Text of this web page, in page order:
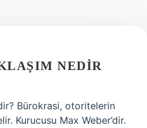
NEDIR
Bürokrasi, otoritelerin
Kurucusu Max Weber’dir.